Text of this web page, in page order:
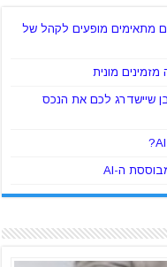
מתאימים מופעים לקהל של
שיישדרג לכם את הנכס